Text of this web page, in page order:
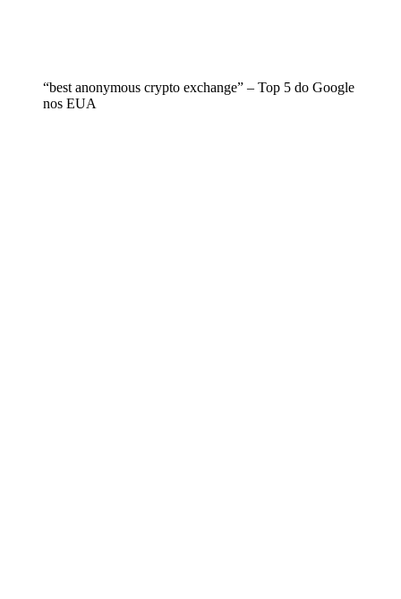
“best anonymous crypto exchange” – Top 5 do Google
nos EUA